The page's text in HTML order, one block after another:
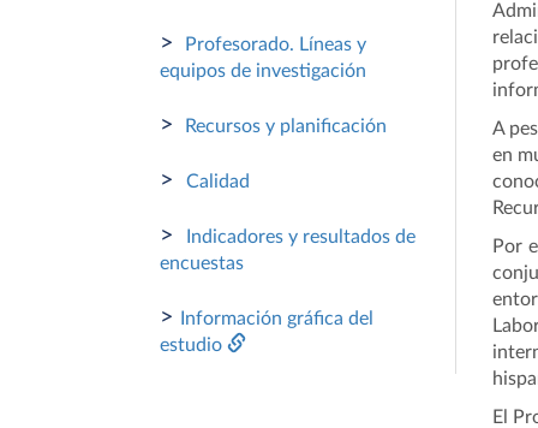
>
Profesorado. Líneas y
equipos de investigación
> Recursos y planificación
> Calidad
>
Indicadores y resultados de
encuestas
>
Información gráfica del
estudio
A
en
Por
El